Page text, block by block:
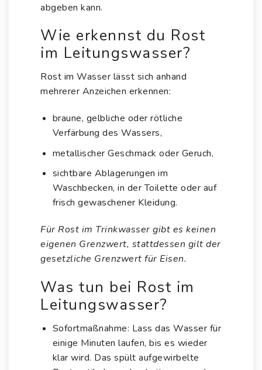
abgeben kann.
Wie erkennst du Rost
im Leitungswasser?
Rost im Wasser lässt sich anhand
mehrerer Anzeichen erkennen:
braune, gelbliche oder rötliche
Verfärbung des Wassers,
metallischer Geschmack oder Geruch,
sichtbare Ablagerungen im
Waschbecken, in der Toilette oder auf
frisch gewaschener Kleidung.
Für Rost im Trinkwasser gibt es keinen
eigenen Grenzwert, stattdessen gilt der
gesetzliche Grenzwert für Eisen.
Was tun bei Rost im
Leitungswasser?
Sofortmaßnahme: Lass das Wasser für
einige Minuten laufen, bis es wieder
klar wird. Das spült aufgewirbelte